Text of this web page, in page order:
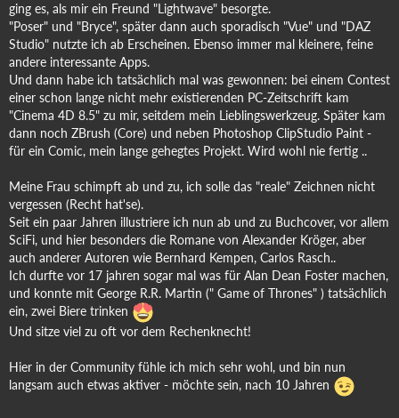
ging es, als mir ein Freund "Lightwave" besorgte.
"Poser" und "Bryce", später dann auch sporadisch "Vue" und "DAZ
Studio" nutzte ich ab Erscheinen. Ebenso immer mal kleinere, feine
andere interessante Apps.
Und dann habe ich tatsächlich mal was gewonnen: bei einem Contest
einer schon lange nicht mehr existierenden PC-Zeitschrift kam
"Cinema 4D 8.5" zu mir, seitdem mein Lieblingswerkzeug. Später kam
dann noch ZBrush (Core) und neben Photoshop ClipStudio Paint -
für ein Comic, mein lange gehegtes Projekt. Wird wohl nie fertig ..
Meine Frau schimpft ab und zu, ich solle das "reale" Zeichnen nicht
vergessen (Recht hat'se).
Seit ein paar Jahren illustriere ich nun ab und zu Buchcover, vor allem
SciFi, und hier besonders die Romane von Alexander Kröger, aber
auch anderer Autoren wie Bernhard Kempen, Carlos Rasch..
Ich durfte vor 17 jahren sogar mal was für Alan Dean Foster machen,
und konnte mit George R.R. Martin (" Game of Thrones" ) tatsächlich
ein, zwei Biere trinken
Und sitze viel zu oft vor dem Rechenknecht!
Hier in der Community fühle ich mich sehr wohl, und bin nun
langsam auch etwas aktiver - möchte sein, nach 10 Jahren